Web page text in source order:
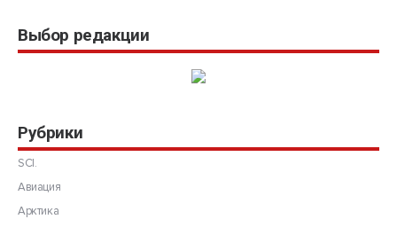
Выбор редакции
Рубрики
SCI.
Авиация
Арктика